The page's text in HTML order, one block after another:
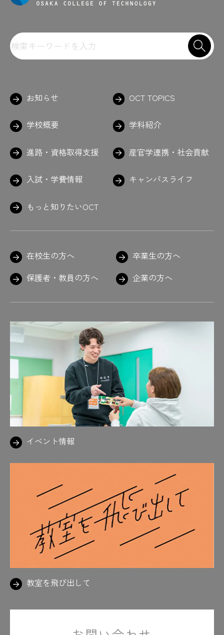
お知らせ OCT TOPICS
学校概要 学科紹介
進路・資格取得支援
入試・学費情報 キャンパスライフ
産官学連携・社会貢献
もっと知りたいOCT
在校生の方へ
卒業生の方へ
保護者・教員の方へ
企業の方へ
イベント情報
教室を飛び出して